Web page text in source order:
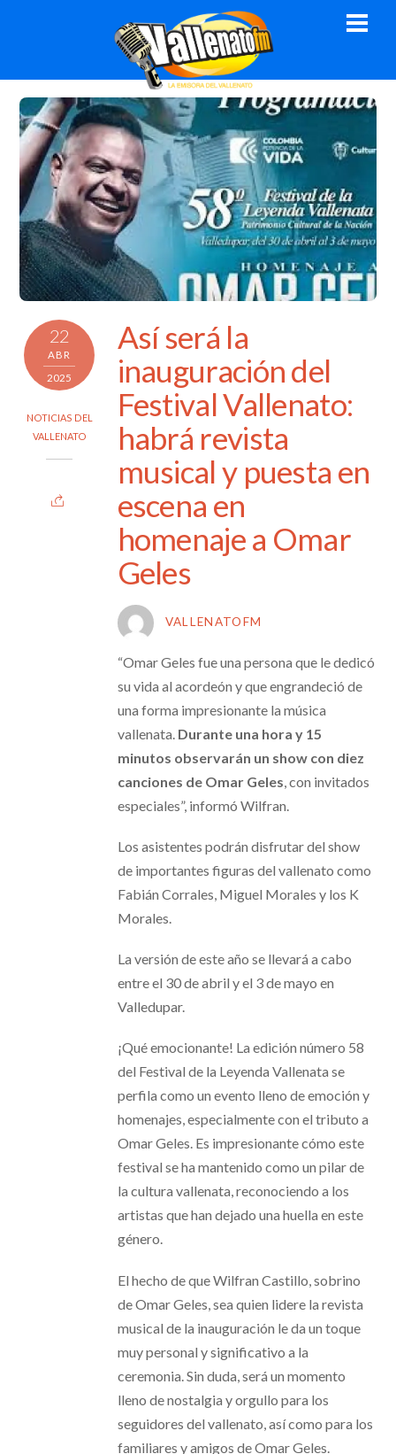
22
ABR
2025
NOTICIAS DEL
VALLENATO
Así será la
inauguración del
Festival Vallenato:
habrá revista
musical y puesta en
escena en
homenaje a Omar
Geles
VALLENATOFM
“Omar Geles fue una persona que le dedicó
su vida al acordeón y que engrandeció de
una forma impresionante la música
vallenata. Durante una hora y 15
minutos observarán un show con diez
canciones de Omar Geles, con invitados
especiales”, informó Wilfran.
Los asistentes podrán disfrutar del show
de importantes figuras del vallenato como
Fabián Corrales, Miguel Morales y los K
Morales.
La versión de este año se llevará a cabo
entre el 30 de abril y el 3 de mayo en
Valledupar.
¡Qué emocionante! La edición número 58
del Festival de la Leyenda Vallenata se
perfila como un evento lleno de emoción y
homenajes, especialmente con el tributo a
Omar Geles. Es impresionante cómo este
festival se ha mantenido como un pilar de
la cultura vallenata, reconociendo a los
artistas que han dejado una huella en este
género.
El hecho de que Wilfran Castillo, sobrino
de Omar Geles, sea quien lidere la revista
musical de la inauguración le da un toque
muy personal y significativo a la
ceremonia. Sin duda, será un momento
lleno de nostalgia y orgullo para los
seguidores del vallenato, así como para los
familiares y amigos de Omar Geles.